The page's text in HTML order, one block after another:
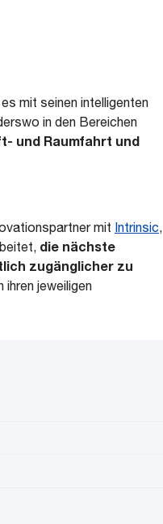
mit seinen intelligenten
in den Bereichen
und Raumfahrt und
mit Intrinsic,
die nächste
zugänglicher zu
ihren jeweiligen